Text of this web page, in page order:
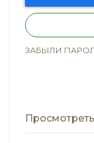
ЗАБЫЛИ